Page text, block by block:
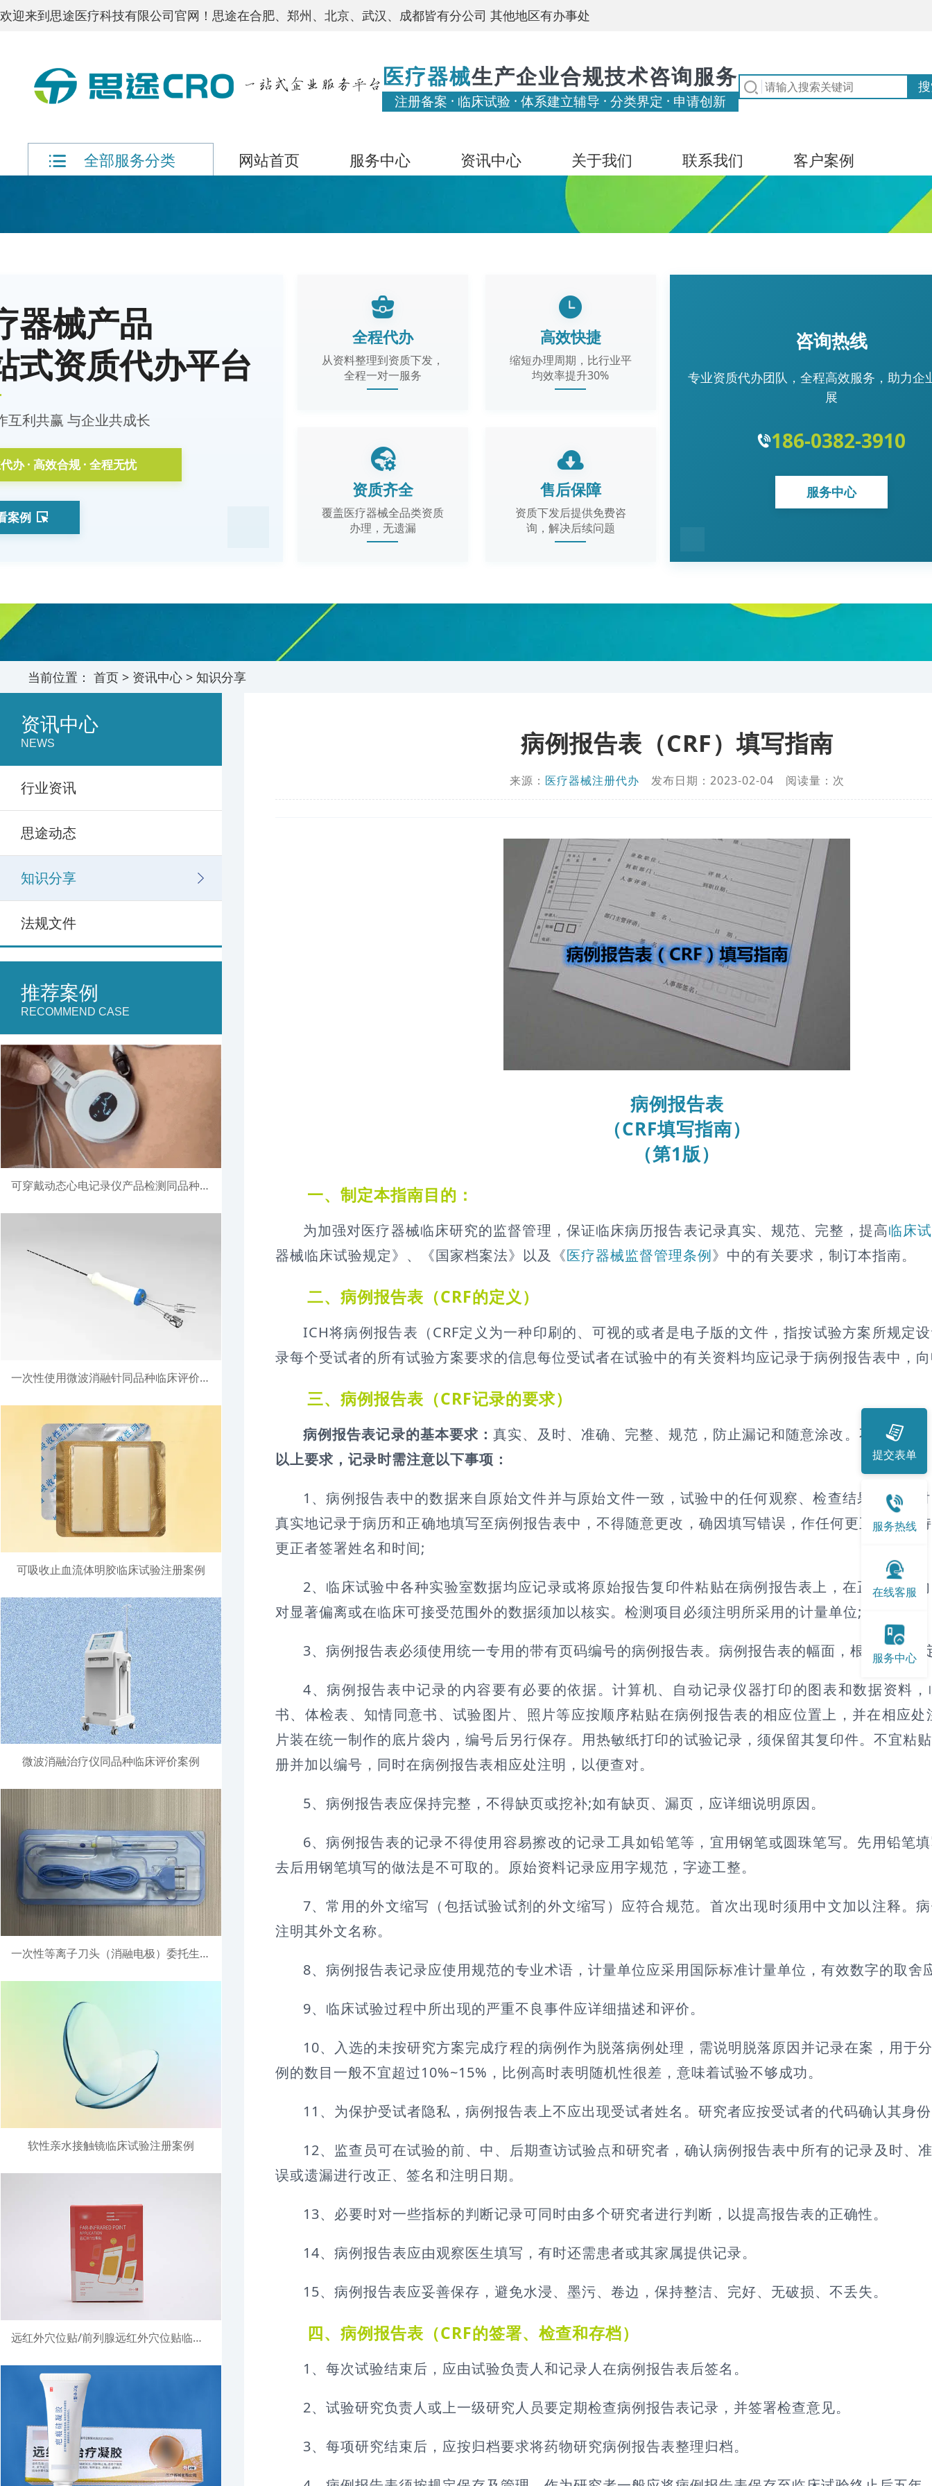
欢迎来到思途医疗科技有限公司官网！思途在合肥、郑州、北京、武汉、成都皆有分公司 其他地区有办事处
医疗器械生产企业合规技术咨询服务
注册备案 · 临床试验 · 体系建立辅导 · 分类界定 · 申请创新
全部服务分类 网站首页 服务中心 资讯中心 关于我们 联系我们 客户案例
器械产品
式资质代办平台
互利共赢 与企业共成长
办 · 高效合规 · 全程无忧
案例
全程代办
从资料整理到资质下发，
全程一对一服务
高效快捷
缩短办理周期，比行业平
均效率提升30%
资质齐全
覆盖医疗器械全品类资质
办理，无遗漏
售后保障
资质下发后提供免费咨
询，解决后续问题
咨询热线
专业资质代办团队，全程高效服务，助力企
展
186-0382-3910
服务中心
当前位置：首页 > 资讯中心 > 知识分享
资讯中心
NEWS
行业资讯
思途动态
知识分享
法规文件
推荐案例
RECOMMEND CASE
可穿戴动态心电记录仪产品检测同品种比对注册案例
一次性使用微波消融针同品种临床评价注册案例
可吸收止血流体明胶临床试验注册案例
微波消融治疗仪同品种临床评价案例
一次性等离子刀头（消融电极）委托生产注册案例
软性亲水接触镜临床试验注册案例
远红外穴位贴/前列腺远红外穴位贴临床试验注册案例
病例报告表（CRF）填写指南
来源： 医疗器械注册代办 发布日期：2023-02-04 阅读量： 次
病例报告表
（CRF填写指南）
（第1版）
一、制定本指南目的：
为加强对医疗器械临床研究的监督管理，保证临床病历报告表记录真实、规范、完整，提高临床
器械临床试验规定》、《国家档案法》以及《医疗器械监督管理条例》中的有关要求，制订本指南。
二、病例报告表（CRF的定义）
ICH将病例报告表（CRF定义为一种印刷的、可视的或者是电子版的文件，指按试验方案所规定
录每个受试者的所有试验方案要求的信息每位受试者在试验中的有关资料均应记录于病例报告表中，
三、病例报告表（CRF记录的要求）
病例报告表记录的基本要求：真实、及时、准确、完整、规范，防止漏记和随意涂改。不得伪造
以上要求，记录时需注意以下事项：
1、病例报告表中的数据来自原始文件并与原始文件一致，试验中的任何观察、检查结果均应及
真实地记录于病历和正确地填写至病例报告表中，不得随意更改，确因填写错误，作任何更正时应保
更正者签署姓名和时间;
2、临床试验中各种实验室数据均应记录或将原始报告复印件粘贴在病例报告表上，在正常范围
对显著偏离或在临床可接受范围外的数据须加以核实。检测项目必须注明所采用的计量单位;
3、病例报告表必须使用统一专用的带有页码编号的病例报告表。病例报告表的幅面，根据需要设
4、病例报告表中记录的内容要有必要的依据。计算机、自动记录仪器打印的图表和数据资料
书、体检表、知情同意书、试验图片、照片等应按顺序粘贴在病例报告表的相应位置上，并在相应
片装在统一制作的底片袋内，编号后另行保存。用热敏纸打印的试验记录，须保留其复印件。不宜粘
册并加以编号，同时在病例报告表相应处注明，以便查对。
5、病例报告表应保持完整，不得缺页或挖补;如有缺页、漏页，应详细说明原因。
6、病例报告表的记录不得使用容易擦改的记录工具如铅笔等，宜用钢笔或圆珠笔写。先用铅笔
去后用钢笔填写的做法是不可取的。原始资料记录应用字规范，字迹工整。
7、常用的外文缩写（包括试验试剂的外文缩写）应符合规范。首次出现时须用中文加以注释。
注明其外文名称。
8、病例报告表记录应使用规范的专业术语，计量单位应采用国际标准计量单位，有效数字的取舍
9、临床试验过程中所出现的严重不良事件应详细描述和评价。
10、入选的未按研究方案完成疗程的病例作为脱落病例处理，需说明脱落原因并记录在案，用于
例的数目一般不宜超过10%~15%，比例高时表明随机性很差，意味着试验不够成功。
11、为保护受试者隐私，病例报告表上不应出现受试者姓名。研究者应按受试者的代码确认其身
12、监查员可在试验的前、中、后期查访试验点和研究者，确认病例报告表中所有的记录及时、
误或遗漏进行改正、签名和注明日期。
13、必要时对一些指标的判断记录可同时由多个研究者进行判断，以提高报告表的正确性。
14、病例报告表应由观察医生填写，有时还需患者或其家属提供记录。
15、病例报告表应妥善保存，避免水浸、墨污、卷边，保持整洁、完好、无破损、不丢失。
四、病例报告表（CRF的签署、检查和存档）
1、每次试验结束后，应由试验负责人和记录人在病例报告表后签名。
2、试验研究负责人或上一级研究人员要定期检查病例报告表记录，并签署检查意见。
3、每项研究结束后，应按归档要求将药物研究病例报告表整理归档。
提交表单
服务热线
在线客服
服务中心